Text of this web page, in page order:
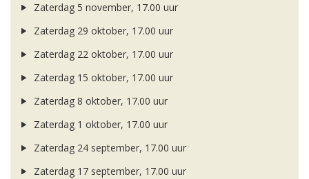
Zaterdag 5 november, 17.00 uur
Zaterdag 29 oktober, 17.00 uur
Zaterdag 22 oktober, 17.00 uur
Zaterdag 15 oktober, 17.00 uur
Zaterdag 8 oktober, 17.00 uur
Zaterdag 1 oktober, 17.00 uur
Zaterdag 24 september, 17.00 uur
Zaterdag 17 september, 17.00 uur